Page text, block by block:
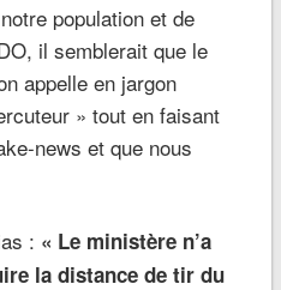
population et de
il semblerait que le
appelle en jargon
» tout en faisant
news et que nous
: « Le ministère n’a
la distance de tir du